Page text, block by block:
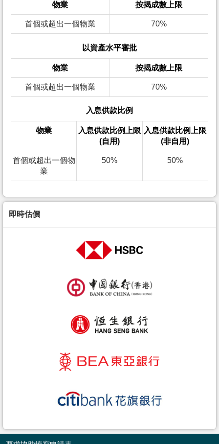
物業 按揭成數上限
首個或超出一個物業 70%
以資產水平審批
物業 按揭成數上限
首個或超出一個物業 70%
入息供款比例
物業
入息供款比例上限
(自用)
入息供款比例上限
(非自用)
首個或超出一個物
業
50% 50%
即時估價